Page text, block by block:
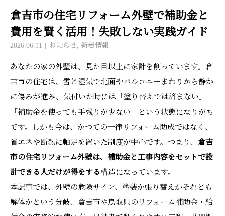
倉吉市の住宅リフォーム外壁で補助金と
費用を賢く活用！失敗しない実践ガイド
2026.06.11 お知らせ, 新着情報
あなたの家の外壁は、見た目以上に家計を削っています。倉
吉市の住宅は、雪と湿気で北面やバルコニーまわりから静か
に傷みが進み、気付いた時には「塗り替えでは済まない」
「補助金を使っても手残りが少ない」という状態になりがち
です。しかも今は、かつての一律リフォーム助成ではなく、
省エネや断熱に軸足を置いた制度が中心です。つまり、 倉吉
市の住宅リフォーム外壁は、補助金と工事内容をセットで設
計できる人だけが得をする構造になっています。
本記事では、外壁の危険サイン、塗装か張り替えかそれとも
解体かという分岐、倉吉市や鳥取県のリフォーム補助金・給